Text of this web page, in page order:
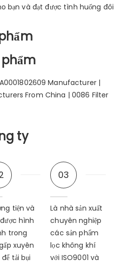
bạn và đạt được tình huống đôi
ty
tiện và
hình
trong
xuyên
tải bụi
03
Là nhà sản xuất
chuyên nghiệp
các sản phẩm
lọc không khí
với ISO9001 và